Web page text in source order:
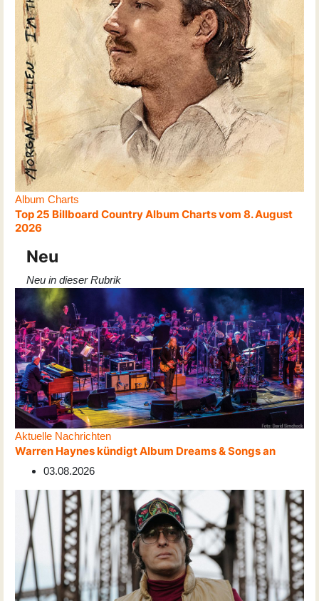
Album Charts
Top 25 Billboard Country Album Charts vom 8. August
2026
Neu
Neu in dieser Rubrik
Aktuelle Nachrichten
Warren Haynes kündigt Album Dreams & Songs an
03.08.2026